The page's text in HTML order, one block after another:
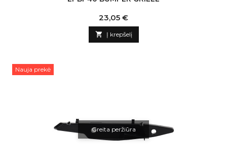
Kaina
23,05 €
 Į krepšelį
Nauja prekė
Greita peržiūra